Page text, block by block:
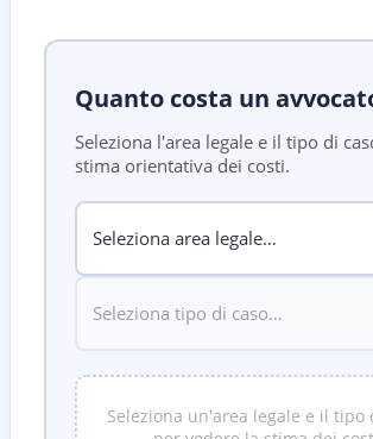
Quanto costa un
Seleziona l'area legale e il tipo di
stima orientativa dei costi.
Seleziona un'area legale e il tipo